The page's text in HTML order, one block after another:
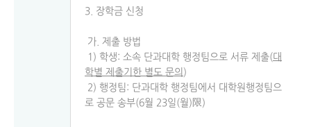
3. 장학금 신청
가. 제출 방법
1) 학생: 소속 단과대학 행정팀으로 서류 제출(대
학별 제출기한 별도 문의 )
2) 행정팀: 단과대학 행정팀에서 대학원행정팀으
로 공문 송부(6월 23일(월)限)